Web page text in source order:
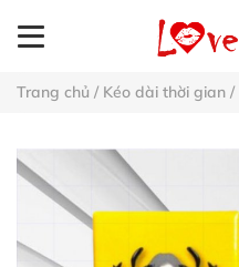
Trang chủ / Kéo dài thời gian /